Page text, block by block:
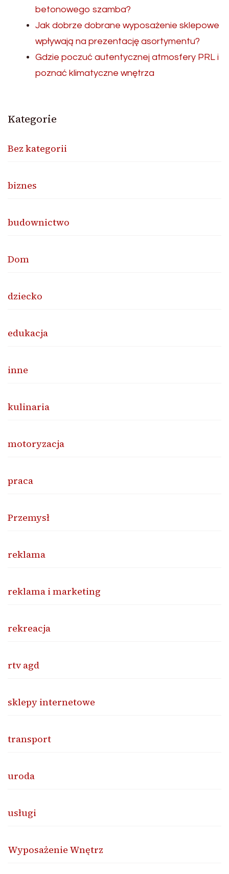
betonowego szamba?
Jak dobrze dobrane wyposażenie sklepowe
wpływają na prezentację asortymentu?
Gdzie poczuć autentycznej atmosfery PRL i
poznać klimatyczne wnętrza
Kategorie
Bez kategorii
biznes
budownictwo
Dom
dziecko
edukacja
inne
kulinaria
motoryzacja
praca
Przemysł
reklama
reklama i marketing
rekreacja
rtv agd
sklepy internetowe
transport
uroda
usługi
Wyposażenie Wnętrz